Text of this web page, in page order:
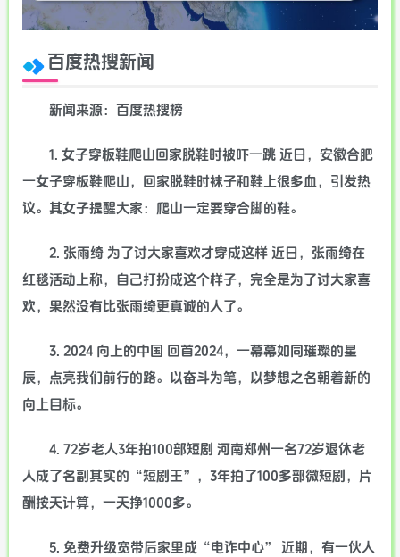
百度热搜新闻
新闻来源：百度热搜榜
1. 女子穿板鞋爬山回家脱鞋时被吓一跳 近日，安徽合肥
一女子穿板鞋爬山，回家脱鞋时袜子和鞋上很多血，引发热
议。其女子提醒大家：爬山一定要穿合脚的鞋。
2. 张雨绮 为了讨大家喜欢才穿成这样 近日，张雨绮在
红毯活动上称，自己打扮成这个样子，完全是为了讨大家喜
欢，果然没有比张雨绮更真诚的人了。
3. 2024 向上的中国 回首2024，一幕幕如同璀璨的星
辰，点亮我们前行的路。以奋斗为笔，以梦想之名朝着新的
向上目标。
4. 72岁老人3年拍100部短剧 河南郑州一名72岁退休老
人成了名副其实的“短剧王”，3年拍了100多部微短剧，片
酬按天计算，一天挣1000多。
5. 免费升级宽带后家里成“电诈中心” 近期，有一伙人